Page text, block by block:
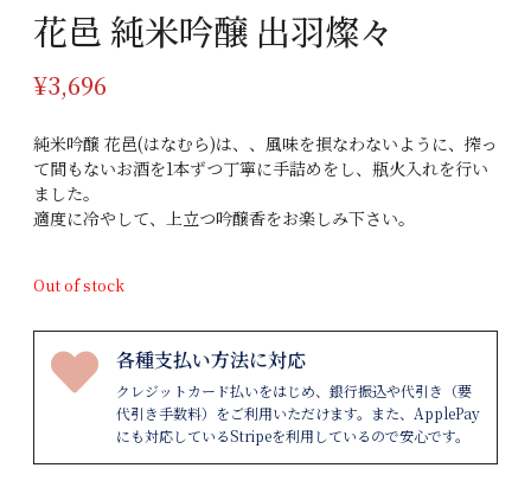
花邑 純米吟醸 出羽燦々
¥3,696
純米吟醸 花邑(はなむら)は、、風味を損なわないように、搾っ
て間もないお酒を1本ずつ丁寧に手詰めをし、瓶火入れを行い
ました。
適度に冷やして、上立つ吟醸香をお楽しみ下さい。
Out of stock
各種支払い方法に対応
クレジットカード払いをはじめ、銀行振込や代引き（要
代引き手数料）をご利用いただけます。また、ApplePay
にも対応しているStripeを利用しているので安心です。